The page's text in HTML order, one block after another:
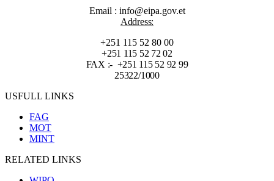
Email : info@eipa.gov.et
Address:
+251 115 52 80 00
+251 115 52 72 02
FAX :- +251 115 52 92 99
25322/1000
USFULL LINKS
FAG
MOT
MINT
RELATED LINKS